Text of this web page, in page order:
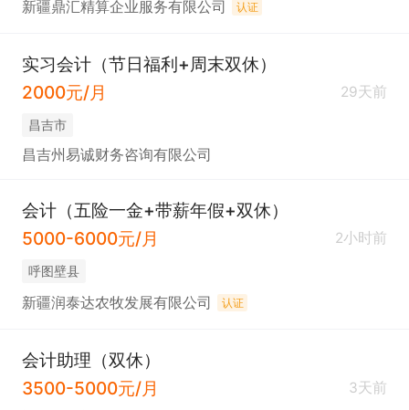
新疆鼎汇精算企业服务有限公司 认证
实习会计（节日福利+周末双休）
2000元/月
29天前
昌吉市
昌吉州易诚财务咨询有限公司
会计（五险一金+带薪年假+双休）
5000-6000元/月
2小时前
呼图壁县
新疆润泰达农牧发展有限公司 认证
会计助理（双休）
3500-5000元/月
3天前